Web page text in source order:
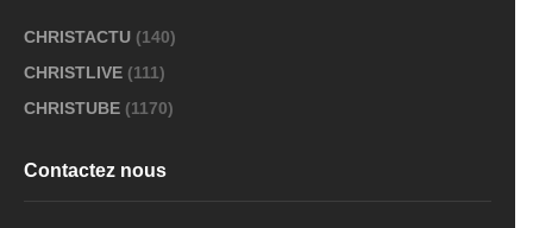
CHRISTACTU (140)
CHRISTLIVE (111)
CHRISTUBE (1170)
Contactez nous